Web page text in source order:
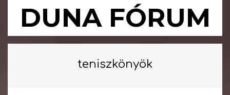
DUNA FÓRUM
Primary
teniszkönyök